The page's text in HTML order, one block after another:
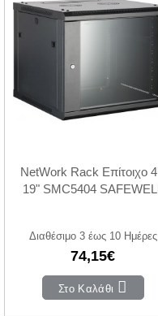
NetWork Rack Επίτοιχο
19" SMC5404
Διαθέσιμο 3 έως 10 Ημέρες
74,15€
Στο Καλάθι